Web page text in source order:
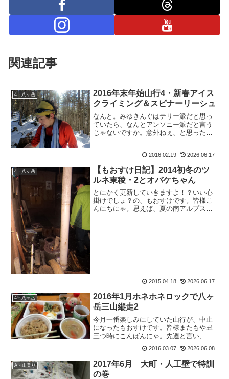
関連記事
4・八ヶ岳
2016年末年始山行4・新春アイス
クライミング＆スピナーリーシュ
なんと。みゆきんぐはテリー派だと思っ
ていたら、なんとアンソニー派だと言う
じゃないですか。意外ねぇ、と思ったも
読みふけっていて更新さぼっておりまし
た。まんまとみゆきん...
2016.02.19 2026.06.17
4・八ヶ岳
【もおすけ日記】2014初冬のツ
ルネ東稜・2とオバケちゃん
とにかく更新していきますよ！？いい心
掛けでしょ？の、もおすけです。皆様こ
んにちにゃ。思えば、夏の南アルプス大
2015.04.18 2026.06.17
4・八ヶ岳
2016年1月ホネホネロックで八ヶ
岳三山縦走2
今月一番楽しみにしていた山行が、中止
になったもおすけです。皆様またもや丑
三つ時にこんばんにゃ。先週と言い、今
ないにしても、明日の山行はすんごい楽
しみにしていたのに欠席を促された感が
したので、残念ですが遠慮...
2016.03.07 2026.06.08
A・山登り
2017年6月 大町・人工壁で特訓
の巻